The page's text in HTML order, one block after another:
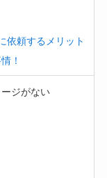
依頼するメリット
！
ジがない